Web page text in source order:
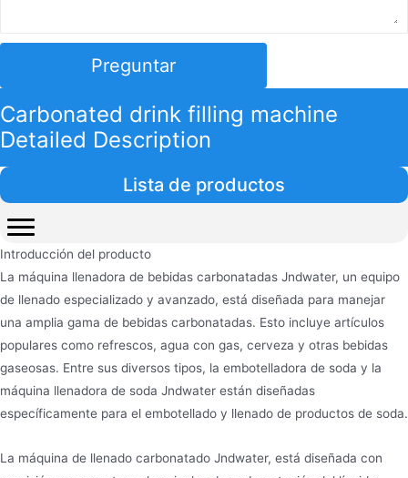
Preguntar
Carbonated drink filling machine
Detailed Description
Introducción del producto
La máquina llenadora de bebidas carbonatadas Jndwater, un equipo
de llenado especializado y avanzado, está diseñada para manejar
una amplia gama de bebidas carbonatadas. Esto incluye artículos
populares como refrescos, agua con gas, cerveza y otras bebidas
gaseosas. Entre sus diversos tipos, la embotelladora de soda y la
máquina llenadora de soda Jndwater están diseñadas
específicamente para el embotellado y llenado de productos de soda.
La máquina de llenado carbonatado Jndwater, está diseñada con
Lista de productos